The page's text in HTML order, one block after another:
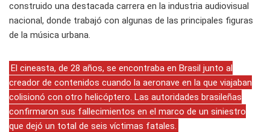
construido una destacada carrera en la industria audiovisual
nacional, donde trabajó con algunas de las principales figuras
de la música urbana.
El cineasta, de 28 años, se encontraba en Brasil junto al
creador de contenidos cuando la aeronave en la que viajaban
colisionó con otro helicóptero. Las autoridades brasileñas
confirmaron sus fallecimientos en el marco de un siniestro
que dejó un total de seis víctimas fatales.